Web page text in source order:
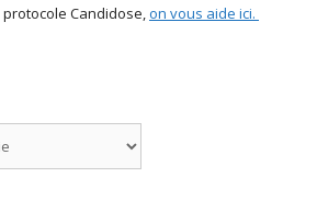
Candidose,on vous aide ici.